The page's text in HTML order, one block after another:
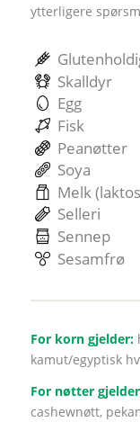
ytterligere
Skalldyr
Egg
Fisk
Peanøtter
Soya
Melk
Selleri
Sennep
Sesamfrø
For korn gjelder:
kamut/egyptisk
For nøtter
cashewnøtt,